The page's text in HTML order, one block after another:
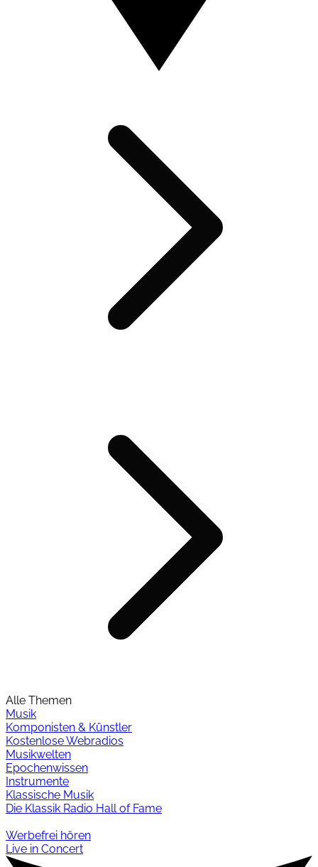
Alle Themen
Musik
Komponisten & Künstler
Kostenlose Webradios
Musikwelten
Epochenwissen
Instrumente
Klassische Musik
Die Klassik Radio Hall of Fame
Werbefrei hören
Live in Concert